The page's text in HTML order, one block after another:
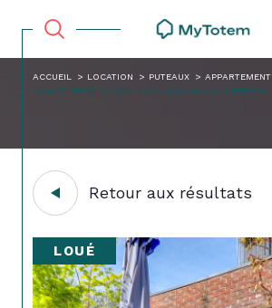
ACCUEIL LOCATION PUTEAUX APPARTEMENT
SOMPTUEUSE MAISON AVEC JARDIN A LA DEFENSE
Retour aux résultats
LOUÉ